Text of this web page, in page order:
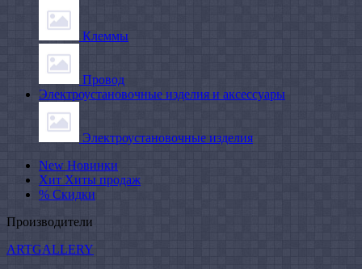
Клеммы
Провод
Электроустановочные изделия и аксессуары
Электроустановочные изделия
New Новинки
Хит Хиты продаж
% Скидки
Производители
ARTGALLERY